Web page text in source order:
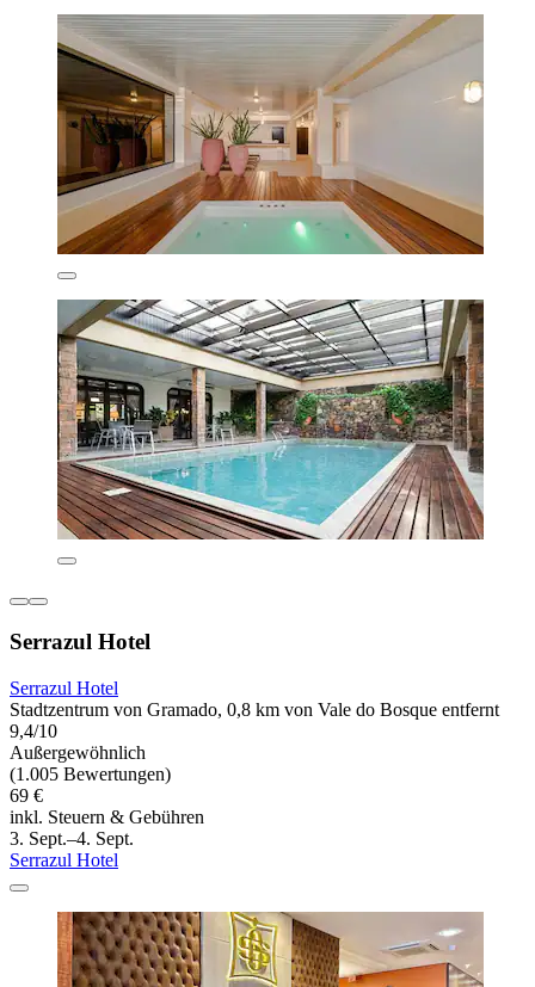
Serrazul Hotel
Serrazul Hotel
Stadtzentrum von Gramado, 0,8 km von Vale do Bosque entfernt
9,4/10
Außergewöhnlich
(1.005 Bewertungen)
69 €
inkl. Steuern & Gebühren
3. Sept.–4. Sept.
Serrazul Hotel